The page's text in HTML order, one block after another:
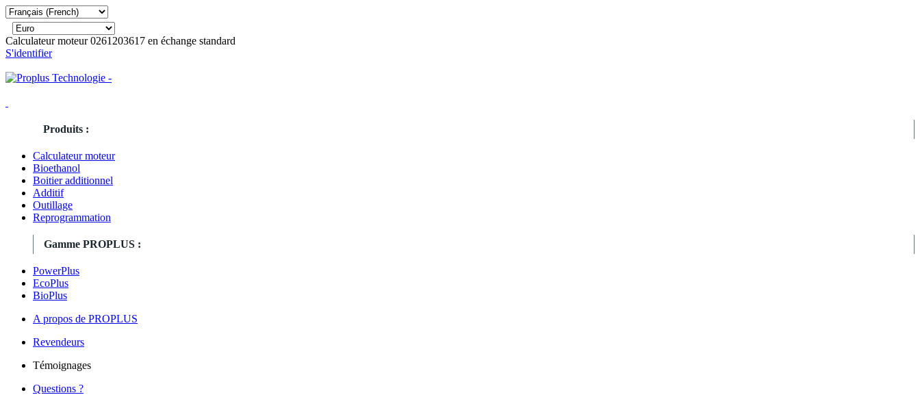
Calculateur moteur 0261203617 en échange standard
S'identifier
Produits :
Calculateur moteur
Bioethanol
Boitier additionnel
Additif
Outillage
Reprogrammation
Gamme PROPLUS :
PowerPlus
EcoPlus
BioPlus
A propos de PROPLUS
Revendeurs
Témoignages
Questions ?